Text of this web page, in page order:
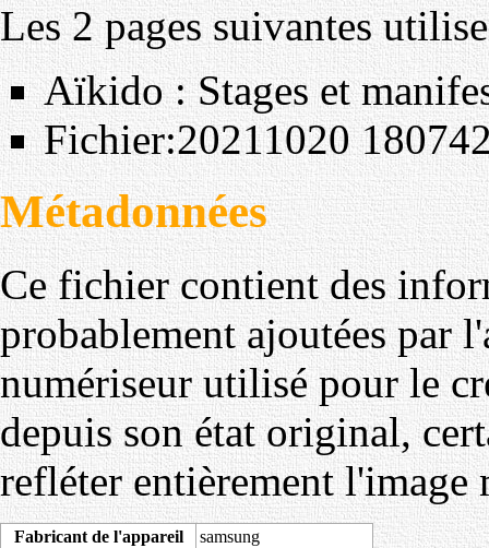
Les 2 pages suivantes
Aïkido : Stages et
Fichier:20211020
Métadonnées
Ce fichier contient des
probablement ajoutées par
numériseur utilisé pour le
depuis son état original,
refléter entièrement l'image
Fabricant de l'appareil
samsung